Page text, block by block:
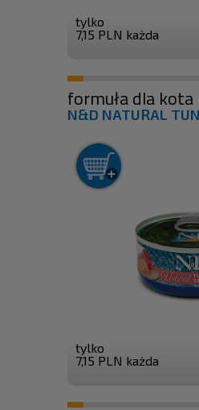
tylko
7,15 PLN każda
formuła dla kota
N&D NATURAL
tylko
7,15 PLN każda